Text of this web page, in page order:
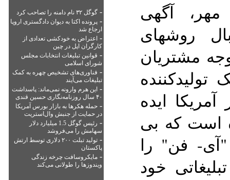
- گوگل ۳۲ نام دامنه را تصاحب کرد
- پرونده اکتا به دیوان دادگستری اروپا
ارجاع شد
- اعتراض به خودکشی تعدادی از
کارگران اپل در چین
- قوانین تبلیغات انتخابات مجلس
شورای اسلامی
- فناوری‌های تشخیص چهره به کمک
تبلیغات می‌آیند
- این هرم وارونه نمی‌ماند: پاسداشت
۴۰ سال روزنامه‌نگاری حسین قندی
- حمله هکرها به بازار بورس آمریکا
در حمایت از جنبش وال‌استریت
-
رئیس گوگل 1.5 میلیارد دلار
سهامش را می‌فروشد
-
تولید تبلت ۲۰۰ دلاری توسط ارتش
پاکستان
- مایکروسافت چرخه زندگی
ویندوزها را طولانی می‌کند
آگهی
روشهای
مشتریان
تولیدکننده
ایده
است که بی
فن" را
خود